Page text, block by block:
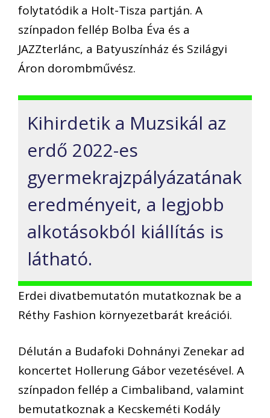
folytatódik a Holt-Tisza partján. A
színpadon fellép Bolba Éva és a
JAZZterlánc, a Batyuszínház és Szilágyi
Áron dorombművész.
Kihirdetik a Muzsikál az
erdő 2022-es
gyermekrajzpályázatának
eredményeit, a legjobb
alkotásokból kiállítás is
látható.
Erdei divatbemutatón mutatkoznak be a
Réthy Fashion környezetbarát kreációi.
Délután a Budafoki Dohnányi Zenekar ad
koncertet Hollerung Gábor vezetésével. A
színpadon fellép a Cimbaliband, valamint
bemutatkoznak a Kecskeméti Kodály